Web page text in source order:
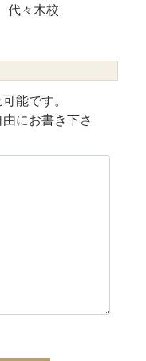
代々木校
能です。
にお書き下さ